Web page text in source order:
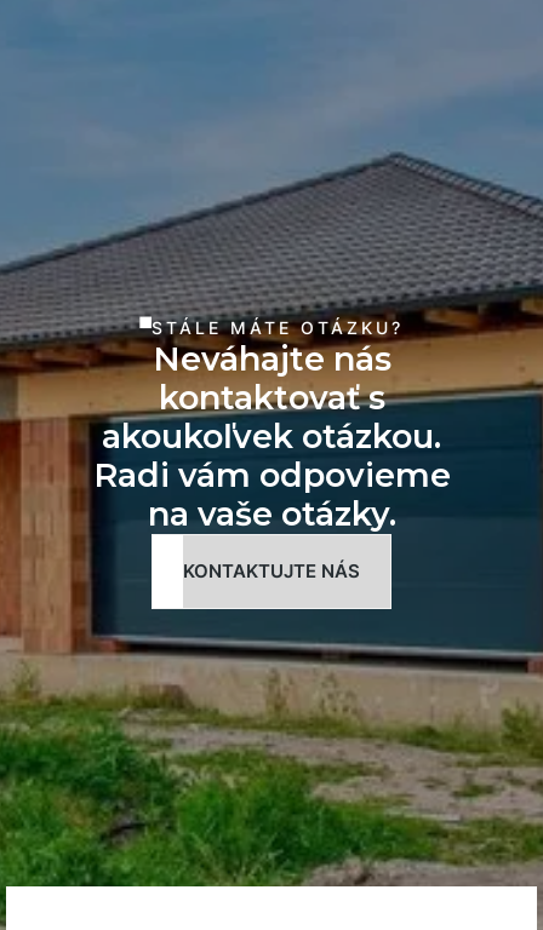
STÁLE MÁTE OTÁZKU?
Neváhajte nás
kontaktovať s
akoukoľvek otázkou.
Radi vám odpovieme
na vaše otázky.
KONTAKTUJTE NÁS